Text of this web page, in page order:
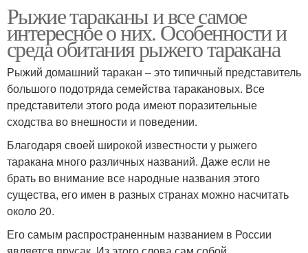
Рыжие тараканы и все самое
интересное о них. Особенности и
среда обитания рыжего таракана
Рыжий домашний таракан – это типичный представитель
большого подотряда семейства таракановых. Все
представители этого рода имеют поразительные
сходства во внешности и поведении.
Благодаря своей широкой известности у рыжего
таракана много различных названий. Даже если не
брать во внимание все народные названия этого
существа, его имен в разных странах можно насчитать
около 20.
Его самым распространенным названием в России